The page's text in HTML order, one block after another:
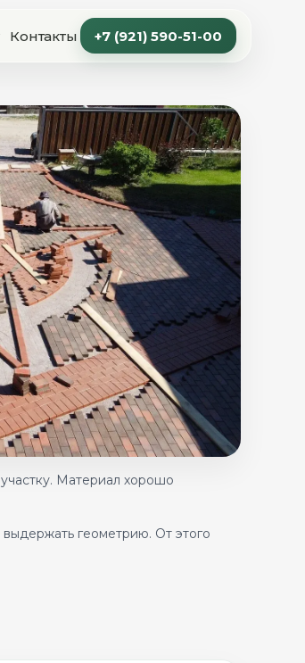
Контакты +7 (921) 590-51-00
Материал хорошо
геометрию. От этого